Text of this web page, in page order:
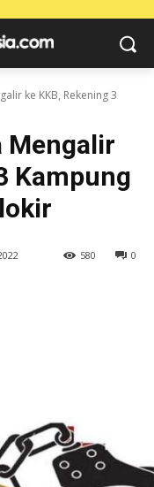
ke KKB, Rekening 3
Mengalir
Kampung
0
580